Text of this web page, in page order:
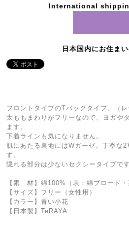
International
日本国内にお住ま
フロントタイプのTバックタイプ。（レ
太ももまわりがフリーなので、ヨガや
ます。
下着ラインも気になりません。
肌にあたる裏地にはWガーゼ。丁寧な
す。
隠れる部分は少ないセクシータイプです
【素 材】綿100%（表：綿ブロード・
【サイズ】フリー（女性用）
【カラー】青い小花
【日本製】TeRAYA